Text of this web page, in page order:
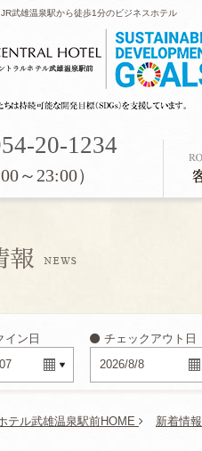
武雄温泉駅から徒歩1分のビジネスホテル
20-1234
～23:00）
イン日 チェックアウト日
テル武雄温泉駅前HOME 新着情報